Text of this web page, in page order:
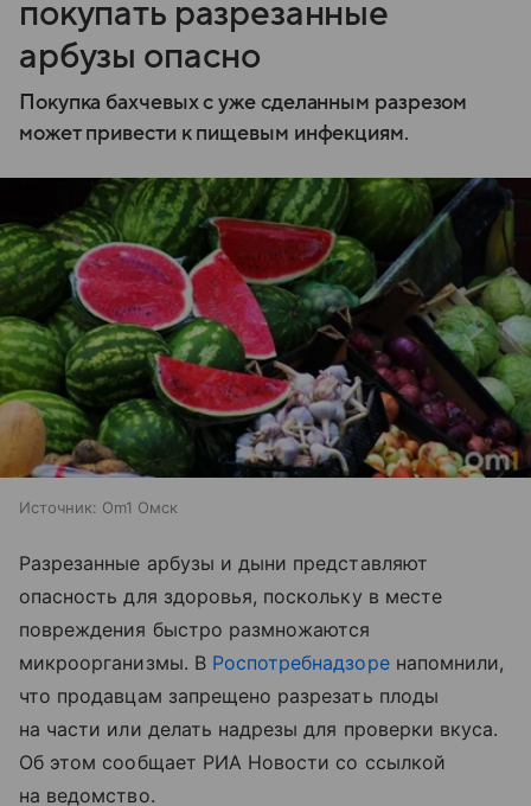
покупать разрезанные
арбузы опасно
Покупка бахчевых с уже сделанным разрезом
может привести к пищевым инфекциям.
Источник: Om1 Омск
Разрезанные арбузы и дыни представляют
опасность для здоровья, поскольку в месте
повреждения быстро размножаются
микроорганизмы. В Роспотребнадзоренапомнили,
что продавцам запрещено разрезать плоды
на части или делать надрезы для проверки вкуса.
Об этом сообщает РИА Новости со ссылкой
на ведомство.